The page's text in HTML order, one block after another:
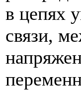
в цепях
связи,